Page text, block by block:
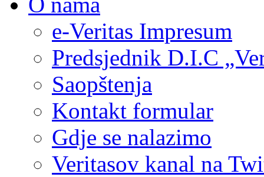
e-Veritas Impresum
Predsjednik D.I.C
Saopštenja
Kontakt formular
Gdje se nalazimo
Veritasov kanal na